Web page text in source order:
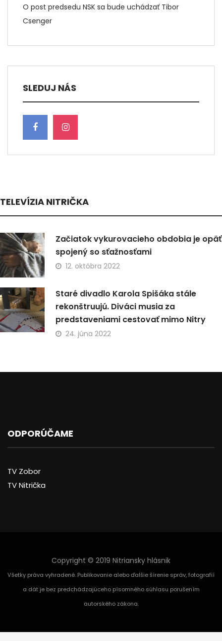
O post predsedu NSK sa bude uchádzať Tibor
Csenger
SLEDUJ NÁS
TELEVÍZIA NITRIČKA
Začiatok vykurovacieho obdobia je opäť
spojený so sťažnosťami
12. októbra 2022
Staré divadlo Karola Spišáka stále
rekonštruujú. Diváci musia za
predstaveniami cestovať mimo Nitry
24. júna 2022
ODPORÚČAME
TV Zobor
TV Nitrička
Copyright © 2019 Nitriansky hlásnik
Všetky práva vyhradené. Publikovanie alebo ďalšie šírenie správ, fotografií
a dát je bez predchádzajúceho písomného súhlasu porušením
autorského zákona.